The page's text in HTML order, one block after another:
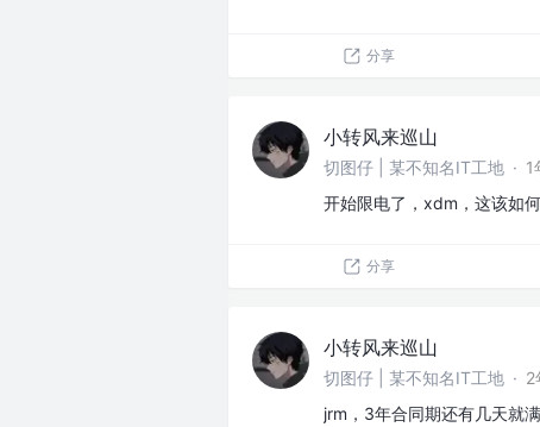
分享
小转风来巡山
切图仔 | 某不知名IT工地 · 1
开始限电了，xdm，这该如
分享
小转风来巡山
切图仔 | 某不知名IT工地 · 2
jrm，3年合同期还有几天就